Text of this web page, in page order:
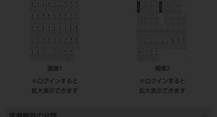
画像1
※ログインすると
拡大表示できます
画像2
※ログインすると
拡大表示できます